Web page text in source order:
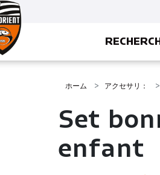
ホーム アクセサリ：
Set
enfant